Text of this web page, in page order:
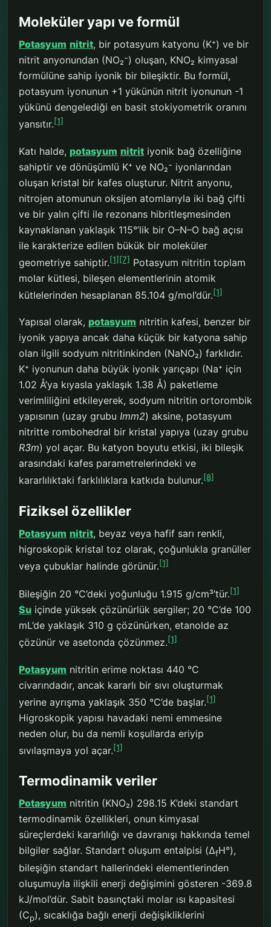
Moleküler yapı ve formül
Potasyum nitrit, bir potasyum katyonu (K⁺) ve bir
nitrit anyonundan (NO₂⁻) oluşan, KNO₂ kimyasal
formülüne sahip iyonik bir bileşiktir. Bu formül,
potasyum iyonunun +1 yükünün nitrit iyonunun -1
yükünü dengelediği en basit stokiyometrik oranını
yansıtır.[1]
Katı halde, potasyum nitrit iyonik bağ özelliğine
sahiptir ve dönüşümlü K⁺ ve NO₂⁻ iyonlarından
oluşan kristal bir kafes oluşturur. Nitrit anyonu,
nitrojen atomunun oksijen atomlarıyla iki bağ çifti
ve bir yalın çifti ile rezonans hibritleşmesinden
kaynaklanan yaklaşık 115°’lik bir O–N–O bağ açısı
ile karakterize edilen bükük bir moleküler
geometriye sahiptir.[1] [7] Potasyum nitritin toplam
molar kütlesi, bileşen elementlerinin atomik
kütlelerinden hesaplanan 85.104 g/mol’dür.[1]
Yapısal olarak, potasyum nitritin kafesi, benzer bir
iyonik yapıya ancak daha küçük bir katyona sahip
olan ilgili sodyum nitritinkinden (NaNO₂) farklıdır.
K⁺ iyonunun daha büyük iyonik yarıçapı (Na⁺ için
1.02 Å’ya kıyasla yaklaşık 1.38 Å) paketleme
verimliliğini etkileyerek, sodyum nitritin ortorombik
yapısının (uzay grubu Imm2) aksine, potasyum
nitritte rombohedral bir kristal yapıya (uzay grubu
R3̄m) yol açar. Bu katyon boyutu etkisi, iki bileşik
arasındaki kafes parametrelerindeki ve
kararlılıktaki farklılıklara katkıda bulunur.[8]
Fiziksel özellikler
Potasyum nitrit, beyaz veya hafif sarı renkli,
higroskopik kristal toz olarak, çoğunlukla granüller
veya çubuklar halinde görünür.[1]
Bileşiğin 20 °C’deki yoğunluğu 1.915 g/cm³’tür.[1]
Su içinde yüksek çözünürlük sergiler; 20 °C’de 100
mL’de yaklaşık 310 g çözünürken, etanolde az
çözünür ve asetonda çözünmez.[1]
Potasyum nitritin erime noktası 440 °C
civarındadır, ancak kararlı bir sıvı oluşturmak
yerine ayrışma yaklaşık 350 °C’de başlar.[1]
Higroskopik yapısı havadaki nemi emmesine
neden olur, bu da nemli koşullarda eriyip
sıvılaşmaya yol açar.[1]
Termodinamik veriler
Potasyum nitritin (KNO₂) 298.15 K’deki standart
termodinamik özellikleri, onun kimyasal
süreçlerdeki kararlılığı ve davranışı hakkında temel
bilgiler sağlar. Standart oluşum entalpisi (ΔfH°),
bileşiğin standart hallerindeki elementlerinden
oluşumuyla ilişkili enerji değişimini gösteren -369.8
kJ/mol’dür. Sabit basınçtaki molar ısı kapasitesi
(Cp), sıcaklığa bağlı enerji değişikliklerini